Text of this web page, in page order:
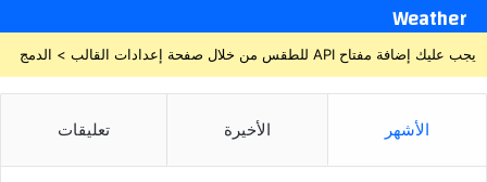
Weather
يجب عليك إضافة مفتاح API للطقس من خلال صفحة إعدادات القالب > الدمج
الأشهر الأخيرة تعليقات